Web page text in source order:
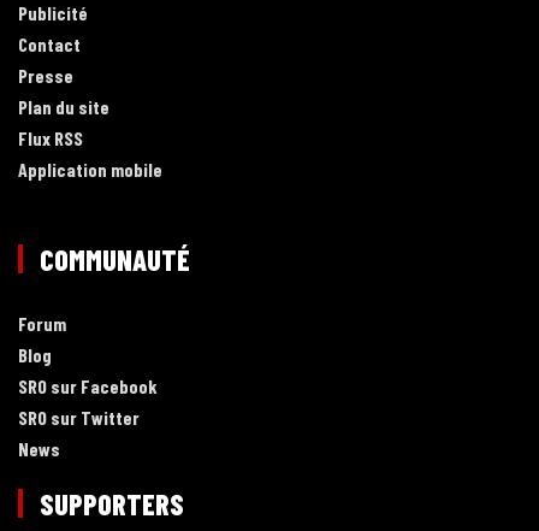
Publicité
Contact
Presse
Plan du site
Flux RSS
Application mobile
COMMUNAUTÉ
Forum
Blog
SRO sur Facebook
SRO sur Twitter
News
SUPPORTERS